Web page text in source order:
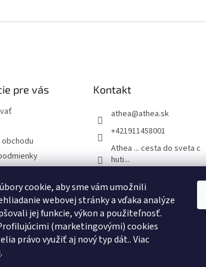
cookie, aby sme vám umožnili
webovej stránky a vďaka analýze
jej funkcie, výkon a použiteľnosť.
(marketingovými) cookies
právo využiť aj nový typ dát.. Viac
.
pre vás Kontakt
athea@athea.sk
+421911458001
Athea ... cesta do sveta c
huti...
1883 Routin - Barmanské
sirupy